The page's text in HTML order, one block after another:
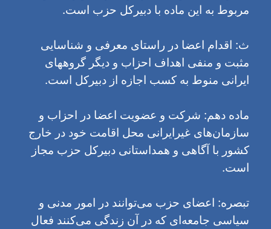
مربوط به این ماده با دبیرکل حزب است.
ث: اقدام اعضا در راستای معرفی و شناسایی
مثبت و منفی اهداف احزاب و دیگر گروههای
ایرانی منوط به کسب اجازه از دبیرکل است.
ماده دهم: شرکت و عضویت اعضا در احزاب و
سازمان‌هاى غیرایرانی محل اقامت خود در خارج
کشور با آگاهی و همداستانی دبیرکل حزب مجاز
است.
تبصره: اعضای حزب می‌توانند در امور مدنی و
سیاسی جامعه‌ای که در آن زندگی می‌کنند فعال